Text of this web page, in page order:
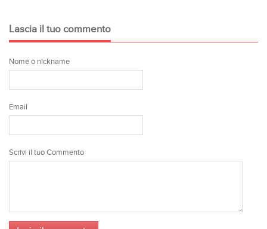
Lascia il tuo commento
Nome o nickname
Email
Scrivi il tuo Commento